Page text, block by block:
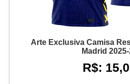
Arte Exclusiva Camisa
Madrid
R$: